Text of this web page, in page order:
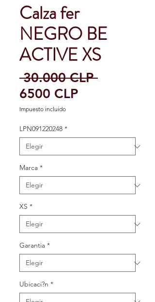
Calza fer
NEGRO BE
ACTIVE XS
30.000 CLP Precio
6500 CLP
Impuesto incluido
LPN091220248 *
Marca *
XS *
Garantia *
Ubicaci?n *